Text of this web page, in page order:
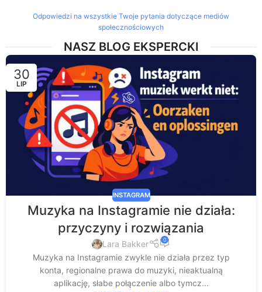
Odpowiedzi na wszystkie Twoje pytania dotyczące mediów
społecznościowych
NASZ BLOG EKSPERCKI
30
LIP
INSTAGRAM
Muzyka na Instagramie nie działa:
przyczyny i rozwiązania
Lara Bakker 0
Muzyka na Instagramie zwykle nie działa przez typ
konta, regionalne prawa do muzyki, nieaktualną
aplikację, słabe połączenie albo tymcz...